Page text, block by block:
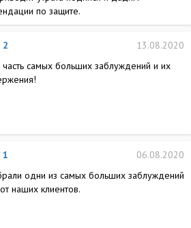
по защите.
13.08.2020
2
часть самых больших заблуждений и их
06.08.2020
1
одни из самых больших заблуждений
наших клиентов.